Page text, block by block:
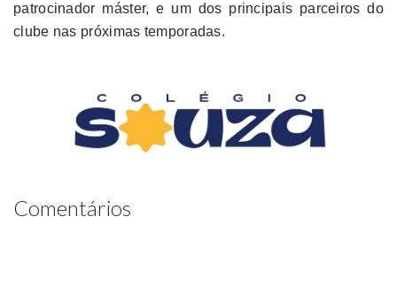
patrocinador máster, e um dos principais parceiros do
clube nas próximas temporadas.
Comentários